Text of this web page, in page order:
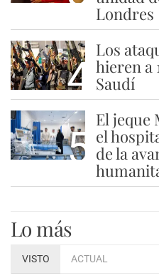
Londres
4
Los
hieren a
Saudí
5
El jeque
el
de la
Lo más
VISTO ACTUAL